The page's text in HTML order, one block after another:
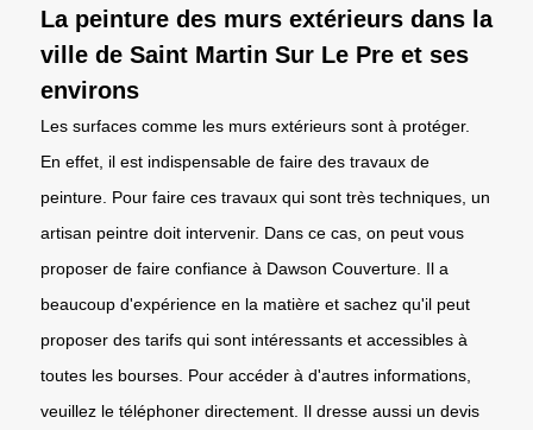
La peinture des murs extérieurs dans la
ville de Saint Martin Sur Le Pre et ses
environs
Les surfaces comme les murs extérieurs sont à protéger.
En effet, il est indispensable de faire des travaux de
peinture. Pour faire ces travaux qui sont très techniques, un
artisan peintre doit intervenir. Dans ce cas, on peut vous
proposer de faire confiance à Dawson Couverture. Il a
beaucoup d'expérience en la matière et sachez qu'il peut
proposer des tarifs qui sont intéressants et accessibles à
toutes les bourses. Pour accéder à d'autres informations,
veuillez le téléphoner directement. Il dresse aussi un devis